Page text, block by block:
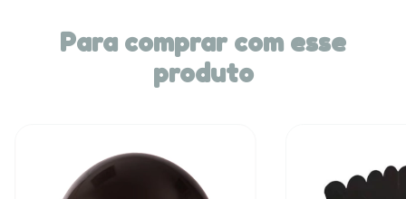
Para comprar com esse
produto